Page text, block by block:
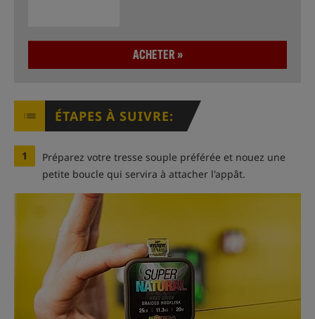
ACHETER »
ÉTAPES À SUIVRE:
1
Préparez votre tresse souple préférée et nouez une
petite boucle qui servira à attacher l'appât.